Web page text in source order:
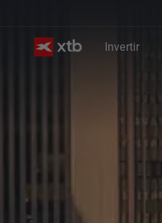
Invertir